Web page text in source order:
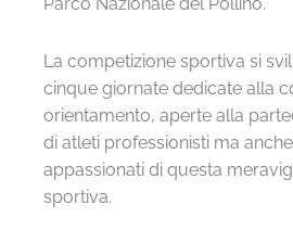
La competizione sportiva si
cinque giornate dedicate alla
orientamento, aperte alla
di atleti professionisti ma
appassionati di questa
sportiva.